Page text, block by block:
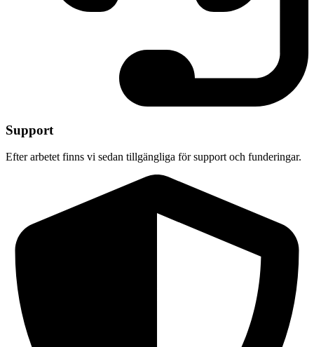
Support
Efter arbetet finns vi sedan tillgängliga för support och funderingar.